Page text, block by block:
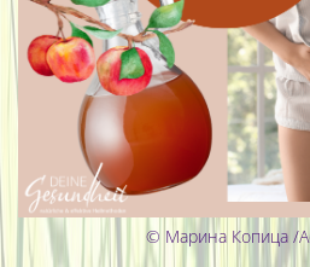
© Марина Копица /